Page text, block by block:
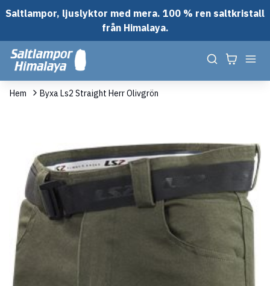
Saltlampor, ljuslyktor med mera. 100 % ren saltkristall
från Himalaya.
Hem Byxa Ls2 Straight Herr Olivgrön